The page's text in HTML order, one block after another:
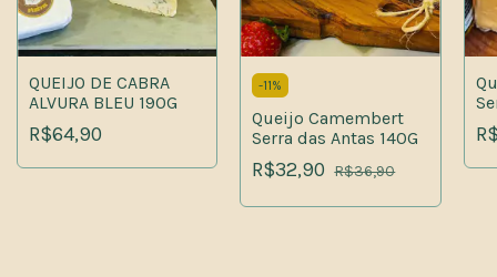
QUEIJO DE CABRA
ALVURA BLEU 190G
R$64,90
-11%
Queijo Camembert
Serra das Antas 140G
R$32,90 R$36,90